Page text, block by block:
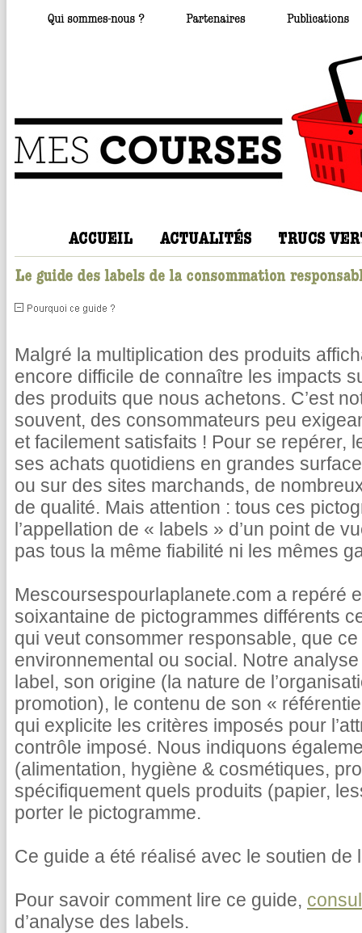
Malgré la multiplication des produits
encore difficile de connaître les impacts
des produits que nous achetons. C’est
souvent, des consommateurs peu
et facilement satisfaits ! Pour se repérer,
ses achats quotidiens en grandes
ou sur des sites marchands, de
de qualité. Mais attention : tous ces
l’appellation de « labels » d’un point de
pas tous la même fiabilité ni les mêmes
Mescoursespourlaplanete.com a repéré
soixantaine de pictogrammes différents
qui veut consommer responsable, que ce
environnemental ou social. Notre
label, son origine (la nature de
promotion), le contenu de son «
qui explicite les critères imposés pour
contrôle imposé. Nous indiquons
(alimentation, hygiène & cosmétiques,
spécifiquement quels produits (papier,
porter le pictogramme.
Ce guide a été réalisé avec le soutien de
Pour savoir comment lire ce guide,
d’analyse des labels.